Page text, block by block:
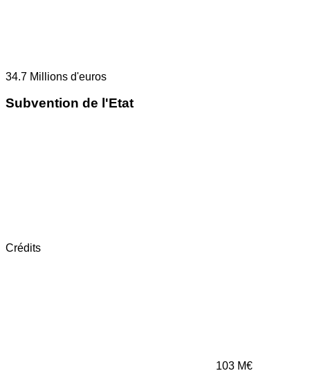
34.7 Millions d'euros
Subvention de l'Etat
Crédits
103 M€